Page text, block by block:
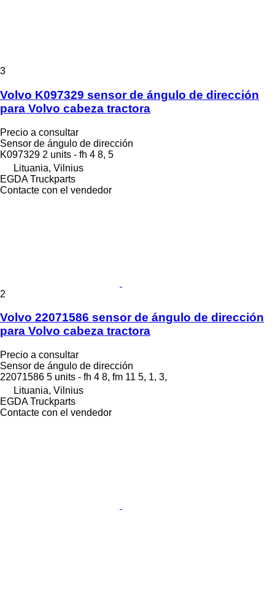
3
Volvo K097329 sensor de ángulo de dirección
para Volvo cabeza tractora
Precio a consultar
Sensor de ángulo de dirección
K097329 2 units - fh 4 8, 5
Lituania, Vilnius
EGDA Truckparts
Contacte con el vendedor
2
Volvo 22071586 sensor de ángulo de dirección
para Volvo cabeza tractora
Precio a consultar
Sensor de ángulo de dirección
22071586 5 units - fh 4 8, fm 11 5, 1, 3,
Lituania, Vilnius
EGDA Truckparts
Contacte con el vendedor